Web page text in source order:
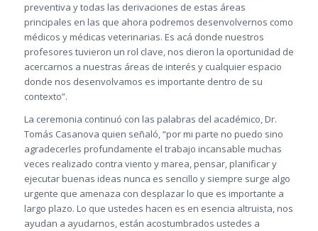
preventiva y todas las derivaciones de estas áreas
principales en las que ahora podremos desenvolvernos como
médicos y médicas veterinarias. Es acá donde nuestros
profesores tuvieron un rol clave, nos dieron la oportunidad de
acercarnos a nuestras áreas de interés y cualquier espacio
donde nos desenvolvamos es importante dentro de su
contexto”.
La ceremonia continuó con las palabras del académico, Dr.
Tomás Casanova quien señaló, “por mi parte no puedo sino
agradecerles profundamente el trabajo incansable muchas
veces realizado contra viento y marea, pensar, planificar y
ejecutar buenas ideas nunca es sencillo y siempre surge algo
urgente que amenaza con desplazar lo que es importante a
largo plazo. Lo que ustedes hacen es en esencia altruista, nos
ayudan a ayudarnos, están acostumbrados ustedes a